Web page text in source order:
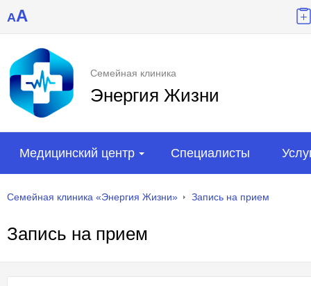
AA
Семейная клиника
Энергия Жизни
Медицинский центр Специалисты
Семейная клиника «Энергия Жизни» Запись на прием
Запись на прием